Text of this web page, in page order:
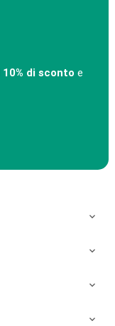
10% di sconto e



